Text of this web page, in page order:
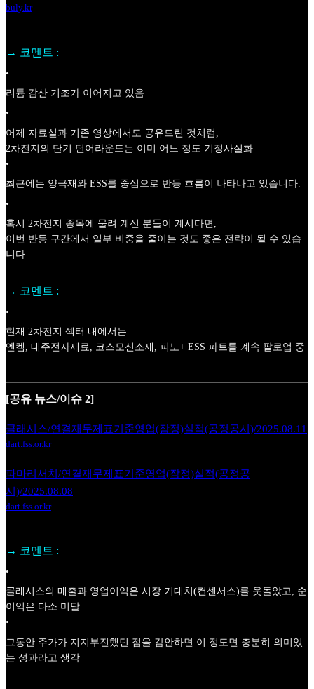
buly.kr
→ 코멘트 :
•
리튬 감산 기조가 이어지고 있음
•
어제 자료실과 기존 영상에서도 공유드린 것처럼,
2차전지의 단기 턴어라운드는 이미 어느 정도 기정사실화
•
최근에는 양극재와 ESS를 중심으로 반등 흐름이 나타나고 있습니다.
•
혹시 2차전지 종목에 물려 계신 분들이 계시다면,
이번 반등 구간에서 일부 비중을 줄이는 것도 좋은 전략이 될 수 있습
니다.
→ 코멘트 :
•
현재 2차전지 섹터 내에서는
엔켐, 대주전자재료, 코스모신소재, 피노+ ESS 파트를 계속 팔로업 중
[공유 뉴스/이슈 2]
클래시스/연결재무제표기준영업(잠정)실적(공정공시)/2025.08.11
dart.fss.or.kr
파마리서치/연결재무제표기준영업(잠정)실적(공정공
시)/2025.08.08
dart.fss.or.kr
→ 코멘트 :
•
클래시스의 매출과 영업이익은 시장 기대치(컨센서스)를 웃돌았고, 순
이익은 다소 미달
•
그동안 주가가 지지부진했던 점을 감안하면 이 정도면 충분히 의미있
는 성과라고 생각